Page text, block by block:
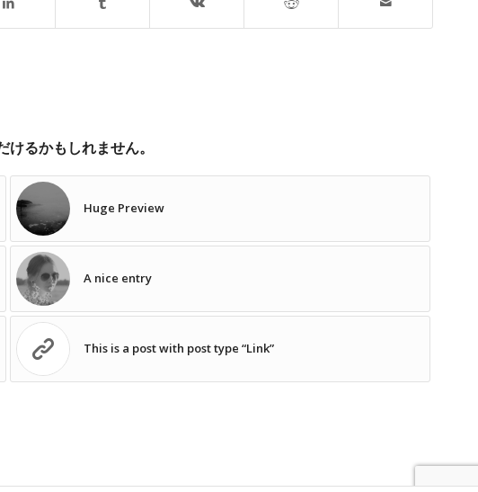
るかもしれません。
Huge Preview
A nice entry
This is a post with post type “Link”